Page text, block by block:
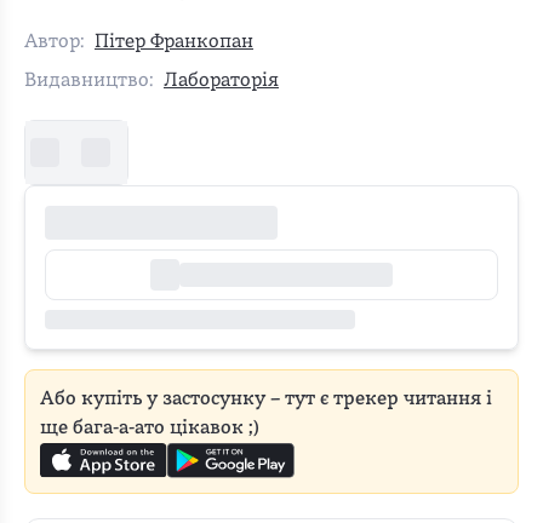
Автор:
Пітер Франкопан
Видавництво: Лабораторія
Або купіть у застосунку – тут є трекер читання і
ще бага-а-ато цікавок ;)